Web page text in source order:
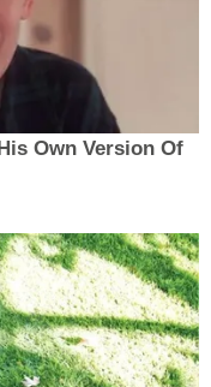
Own Version Of